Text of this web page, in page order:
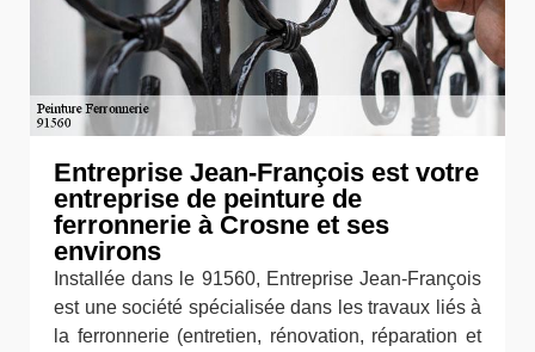
Entreprise Jean-François est votre
entreprise de peinture de
ferronnerie à Crosne et ses
environs
Installée dans le 91560, Entreprise Jean-François
est une société spécialisée dans les travaux liés à
la ferronnerie (entretien, rénovation, réparation et